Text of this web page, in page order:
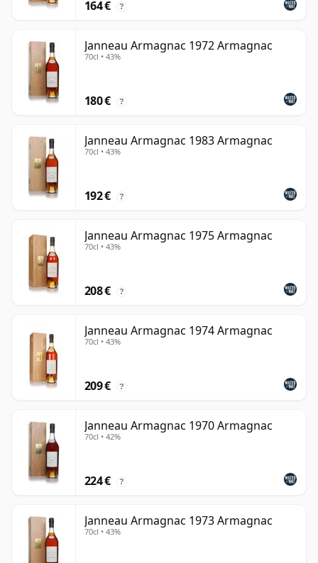
164 € ?
Janneau Armagnac 1972 Armagnac
70cl • 43%
180 € ?
Janneau Armagnac 1983 Armagnac
70cl • 43%
192 € ?
Janneau Armagnac 1975 Armagnac
70cl • 43%
208 € ?
Janneau Armagnac 1974 Armagnac
70cl • 43%
209 € ?
Janneau Armagnac 1970 Armagnac
70cl • 42%
224 € ?
Janneau Armagnac 1973 Armagnac
70cl • 43%